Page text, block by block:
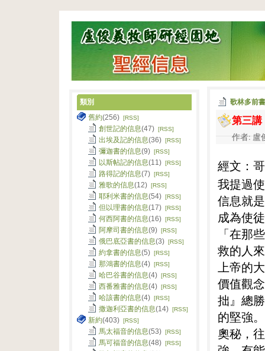
歌林多前
第三
作者: 盧
經文：
我提過
信息就
成為使
「在那
救的人
上帝的
價值觀
拙』總
的堅強
奧秘，
類別
舊約(256) [RSS]
創世記的信息(47) [RSS]
出埃及記的信息(36) [RSS]
彌迦書的信息(9) [RSS]
以斯帖記的信息(11) [RSS]
路得記的信息(7) [RSS]
雅歌的信息(12) [RSS]
耶利米書的信息(54) [RSS]
但以理書的信息(17) [RSS]
何西阿書的信息(16) [RSS]
阿摩司書的信息(9) [RSS]
俄巴底亞書的信息(3) [RSS]
約拿書的信息(5) [RSS]
那鴻書的信息(4) [RSS]
哈巴谷書的信息(4) [RSS]
西番雅書的信息(4) [RSS]
哈該書的信息(4) [RSS]
撒迦利亞書的信息(14) [RSS]
新約(403) [RSS]
馬太福音的信息(53) [RSS]
馬可福音的信息(48) [RSS]